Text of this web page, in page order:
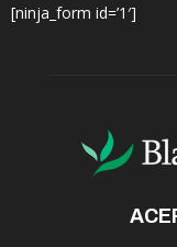
[ninja_form id=’1′]